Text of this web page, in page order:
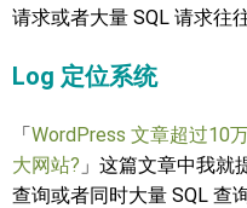
请求或者大量 SQL 请求往
Log 定位系统
「WordPress 文章超过10
大网站? 」这篇文章中我就
查询或者同时大量 SQL 查